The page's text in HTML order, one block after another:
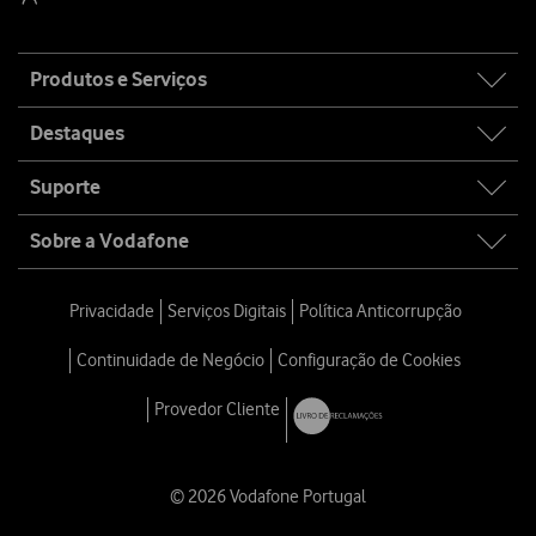
map
Produtos e Serviços
Destaques
Suporte
Sobre a Vodafone
Privacidade Serviços Digitais Política Anticorrupção
Continuidade de Negócio Configuração de Cookies
Provedor Cliente
© 2026 Vodafone Portugal